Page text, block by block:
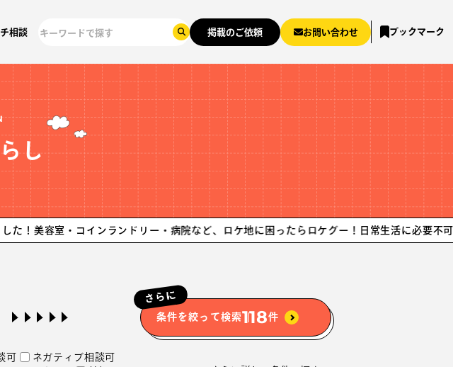
相談 掲載のご依頼 お問い合わせ ブックマーク
し
・コインランドリー・病院など、ロケ地に困ったらロケグー！ 日常生活に必要不可欠なスポ
さらに
条件を絞って検索118件
可
ネガティブ相談可